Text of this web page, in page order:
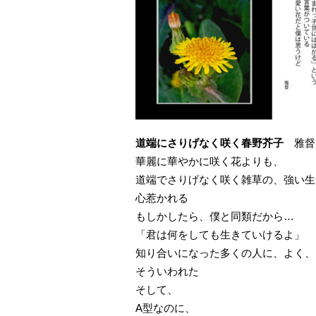
道端にさりげなく咲く春野芥子 雅督
華麗に華やかに咲く花よりも、
道端でさりげなく咲く雑草の、強い
心惹かれる
もしかしたら、僕と同類だから…
「君は何をしても生きていけるよ」
知り合いになった多くの人に、よく、
そういわれた
そして、
A型なのに、